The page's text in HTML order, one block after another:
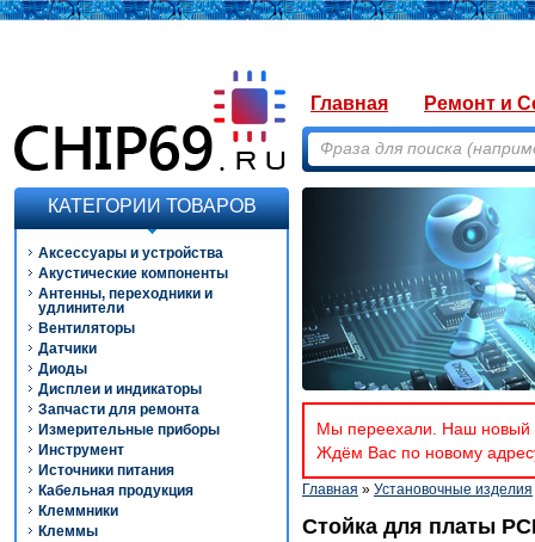
Главная Ремонт и
КАТЕГОРИИ ТОВАРОВ
Аксессуары и устройства
Акустические компоненты
Антенны, переходники и
удлинители
Вентиляторы
Датчики
Диоды
Дисплеи и индикаторы
Запчасти для ремонта
Измерительные приборы
Инструмент
Источники питания
Кабельная продукция
Клеммники
Клеммы
Мы переехали. Наш новый
Ждём Вас по новому
Главная » Установочные изделия
Стойка для платы